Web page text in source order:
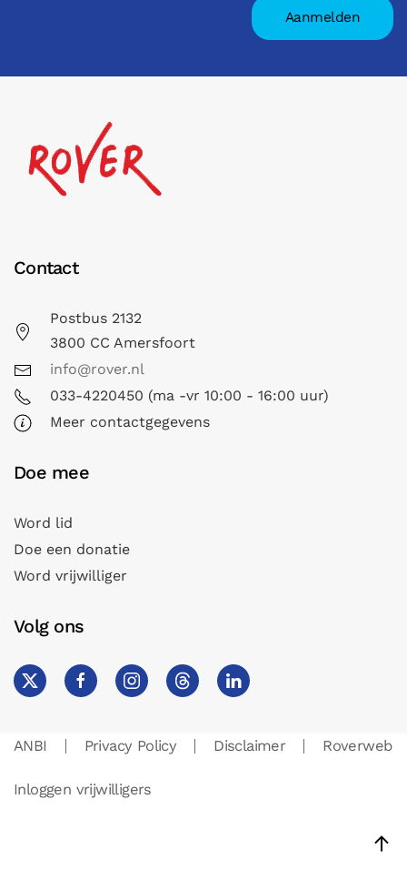
Contact
Postbus 2132
3800 CC Amersfoort
info@rover.nl
033-4220450 (ma -vr 10:00 - 16:00 uur)
Meer contactgegevens
Doe mee
Word lid
Doe een donatie
Word vrijwilliger
Volg ons
ANBI Privacy Policy Disclaimer Roverweb
Inloggen vrijwilligers